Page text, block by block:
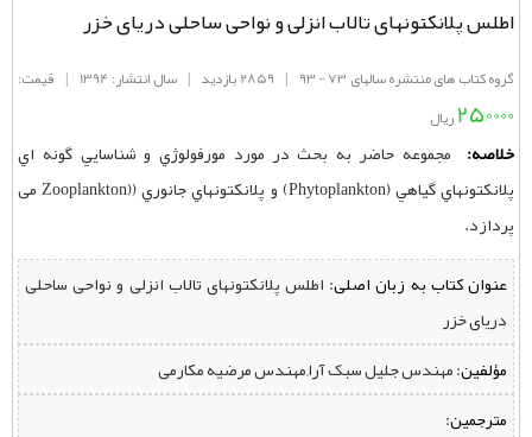
اطلس پلانکتونهای تالاب انزلی و نواحی ساحلی دریای خزر
گروه کتاب های منتشره سالهای 73 - 93 | 2859 بازدید | سال انتشار: 1394 | قیمت:
250000ریال
خلاصه: مجموعه‌ حاضر به‌ بحث‌ در مورد مورفولوژي‌ و شناسايي‌ گونه‌ اي‌
پلانكتونهاي‌ گياهي‌ (Phytoplankton) و پلانكتونهاي‌ جانوري ((Zooplankton می
پردازد.
عنوان کتاب به زبان اصلی: اطلس پلانکتونهای تالاب انزلی و نواحی ساحلی
دریای خزر
مؤلفین:‌ مهندس جلیل سبک آرا,مهندس مرضیه مکارمی
مترجمین: